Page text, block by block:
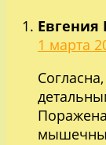
Евгения
1 марта